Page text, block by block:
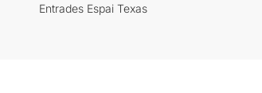
Entrades Espai Texas